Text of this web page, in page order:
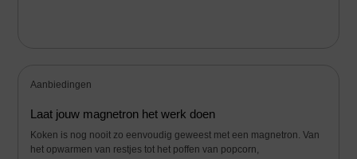
Aanbiedingen
Laat jouw magnetron het werk doen
Koken is nog nooit zo eenvoudig geweest met een magnetron. Van
het opwarmen van restjes tot het poffen van popcorn,